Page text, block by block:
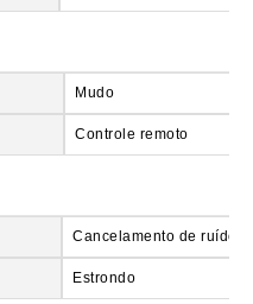
Mudo
Controle remoto
Cancelamento de ruído
Estrondo